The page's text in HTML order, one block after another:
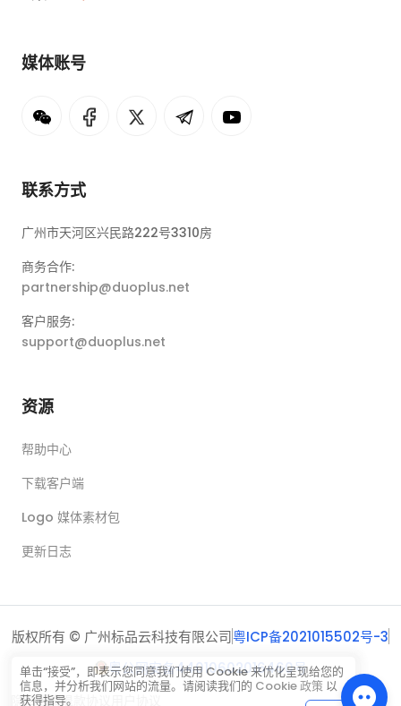
媒体账号
联系方式
广州市天河区兴民路222号3310房
商务合作:
partnership@duoplus.net
客户服务:
support@duoplus.net
资源
帮助中心
下载客户端
Logo 媒体素材包
更新日志
版权所有 © 广州标品云科技有限公司粤ICP备2021015502号-3
粤公网安备44010602016460号
隐私政策退款协议
单击“接受”，即表示您同意我们使用 Cookie 来优化呈现给您的
信息，并分析我们网站的流量。请阅读我们的 Cookie 政策 以
获得指导。